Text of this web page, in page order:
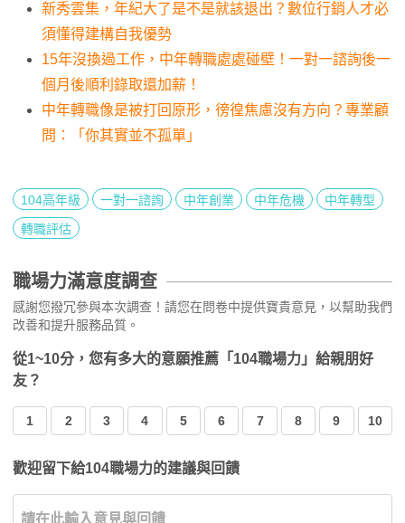
新秀雲集，年紀大了是不是就該退出？數位行銷人才必
須懂得建構自我優勢
15年沒換過工作，中年轉職處處碰壁！一對一諮詢後一
個月後順利錄取還加薪！
中年轉職像是被打回原形，徬徨焦慮沒有方向？專業顧
問：「你其實並不孤單」
104高年級 一對一諮詢 中年創業 中年危機
中年轉型
轉職評估
職場力滿意度調查
感謝您撥冗參與本次調查！請您在問卷中提供寶貴意見，以幫助我們
改善和提升服務品質。
從1~10分，您有多大的意願推薦「104職場力」給親朋好
友？
1 2 3 4 5 6 7 8 9 10
歡迎留下給104職場力的建議與回饋